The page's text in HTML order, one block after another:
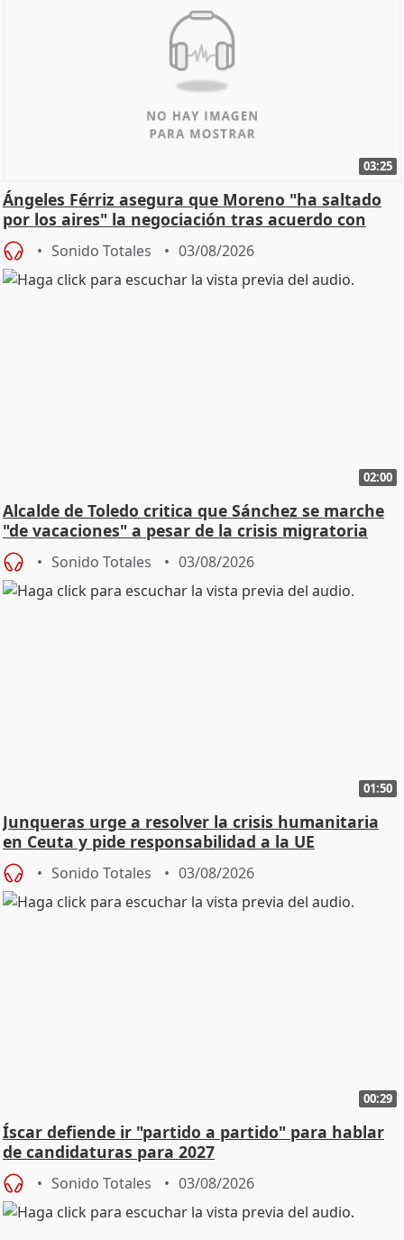
03:25
Ángeles Férriz asegura que Moreno "ha saltado
por los aires" la negociación tras acuerdo con
SMA
Sonido Totales 03/08/2026
02:00
Alcalde de Toledo critica que Sánchez se marche
"de vacaciones" a pesar de la crisis migratoria
Sonido Totales 03/08/2026
01:50
Junqueras urge a resolver la crisis humanitaria
en Ceuta y pide responsabilidad a la UE
Sonido Totales 03/08/2026
00:29
Íscar defiende ir "partido a partido" para hablar
de candidaturas para 2027
Sonido Totales 03/08/2026